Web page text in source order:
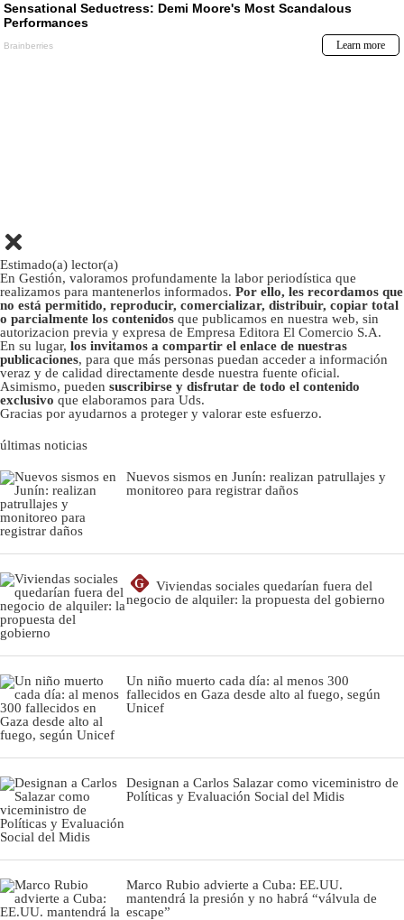
Estimado(a) lector(a)
En Gestión, valoramos profundamente la labor periodística que
realizamos para mantenerlos informados. Por ello, les recordamos que
no está permitido, reproducir, comercializar, distribuir, copiar total
o parcialmente los contenidos que publicamos en nuestra web, sin
autorizacion previa y expresa de Empresa Editora El Comercio S.A.
En su lugar, los invitamos a compartir el enlace de nuestras
publicaciones, para que más personas puedan acceder a información
veraz y de calidad directamente desde nuestra fuente oficial.
Asimismo, pueden suscribirse y disfrutar de todo el contenido
exclusivo que elaboramos para Uds.
Gracias por ayudarnos a proteger y valorar este esfuerzo.
últimas noticias
Nuevos sismos en Junín: realizan patrullajes y
monitoreo para registrar daños
G
Viviendas sociales quedarían fuera del
negocio de alquiler: la propuesta del gobierno
Un niño muerto cada día: al menos 300
fallecidos en Gaza desde alto al fuego, según
Unicef
Designan a Carlos Salazar como viceministro de
Políticas y Evaluación Social del Midis
Marco Rubio advierte a Cuba: EE.UU.
mantendrá la presión y no habrá “válvula de
escape”